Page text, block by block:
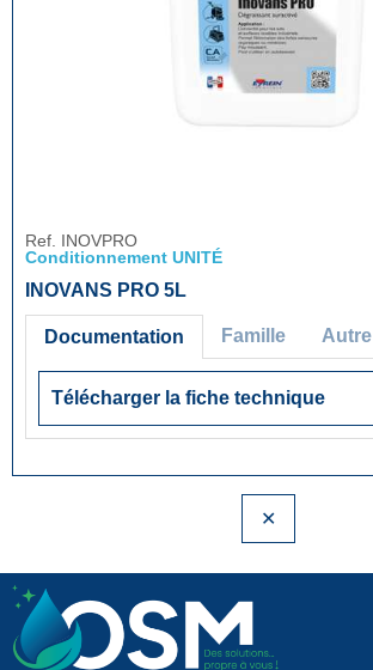
Ref. INOVPRO
Conditionnement UNITÉ
INOVANS PRO 5L
Documentation
Télécharger la fiche technique
Famille Autre
✕